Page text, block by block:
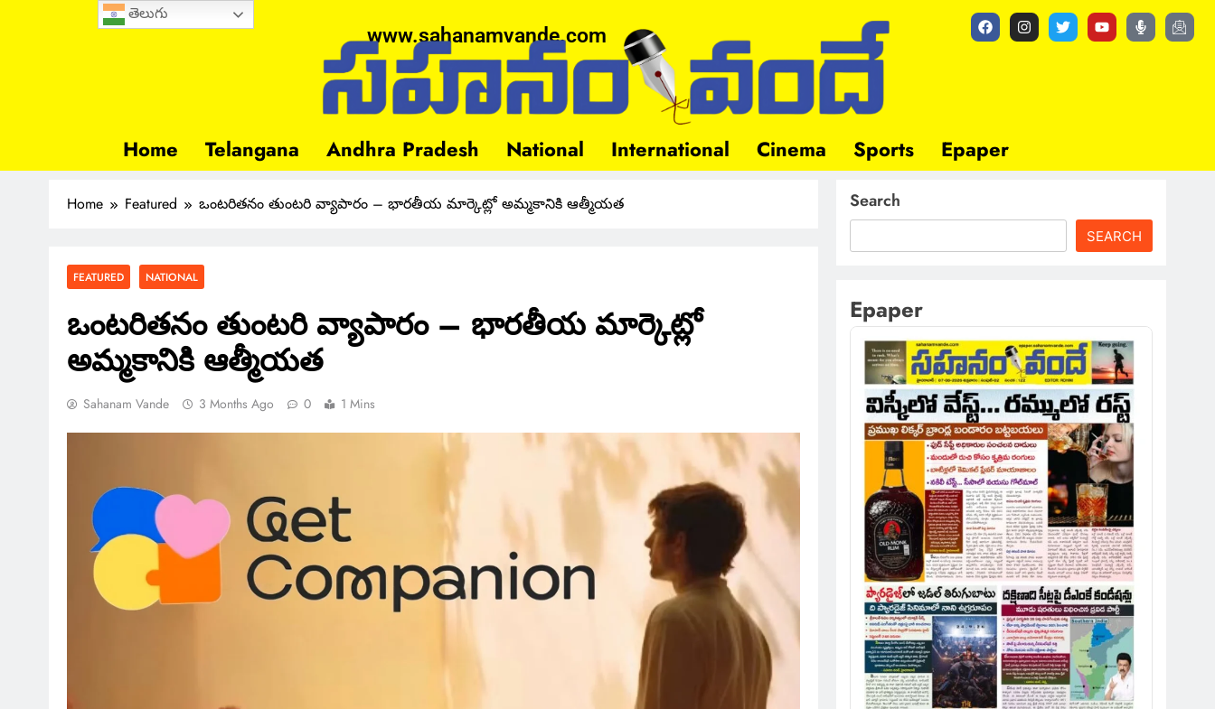
www.sahanamvande.com
Home Telangana Andhra Pradesh National International Cinema Sports Epaper
Home Featured ఒంటరితనం తుంటరి వ్యాపారం – భారతీయ మార్కెట్లో అమ్మకానికి ఆత్మీయత
FEATURED NATIONAL
ఒంటరితనం తుంటరి వ్యాపారం – భారతీయ మార్కెట్లో
అమ్మకానికి ఆత్మీయత
Sahanam Vande 3 Months Ago 0 1 Mins
Search
SEARCH
Epaper
తెలుగు